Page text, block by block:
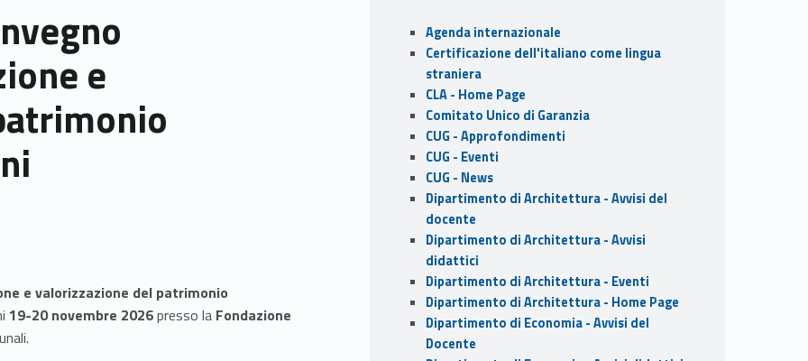
e
e valorizzazione del patrimonio
19-20 novembre 2026presso la Fondazione
Sidebar
Agenda internazionale
Certificazione dell'italiano come lingua
straniera
CLA - Home Page
Comitato Unico di Garanzia
CUG - Approfondimenti
CUG - Eventi
CUG - News
Dipartimento di Architettura - Avvisi del
docente
Dipartimento di Architettura - Avvisi
didattici
Dipartimento di Architettura - Eventi
Dipartimento di Architettura - Home Page
Dipartimento di Economia - Avvisi del
Docente